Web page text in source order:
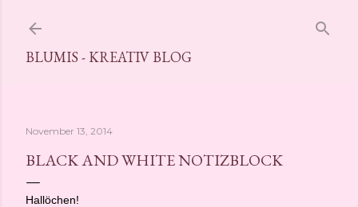
BLUMIS - KREATIV BLOG
November 13, 2014
BLACK AND WHITE NOTIZBLOCK
Hallöchen!